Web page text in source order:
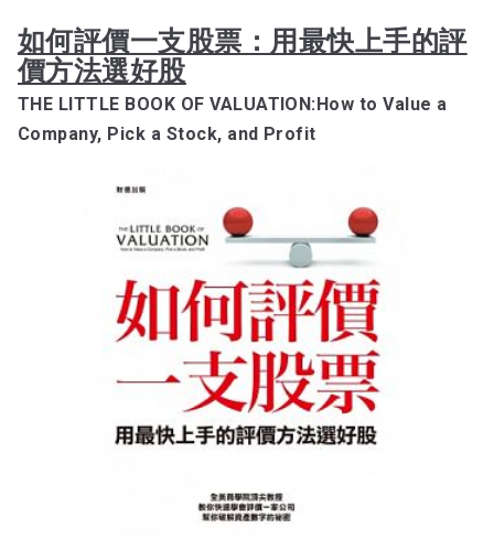
如何評價一支股票：用最快上手的評
價方法選好股
THE LITTLE BOOK OF VALUATION:How to Value a
Company, Pick a Stock, and Profit